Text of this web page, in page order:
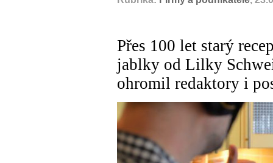
Přes 100 let starý
jablky od Lilky
ohromil redaktory i